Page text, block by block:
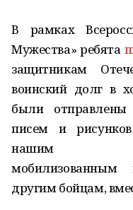
В рамках
Мужества» ребята
защитникам
воинский долг в
были
писем и
нашим
другим бойцам,